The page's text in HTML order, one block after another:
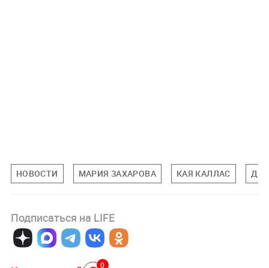
НОВОСТИ МАРИЯ ЗАХАРОВА КАЯ КАЛЛАС
Подписаться на LIFE
0